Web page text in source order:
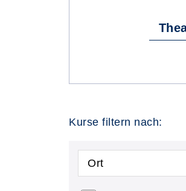
Kurse filtern nach:
Ort